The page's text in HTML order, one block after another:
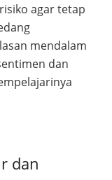
agar tetap
mendalam
dan
dan